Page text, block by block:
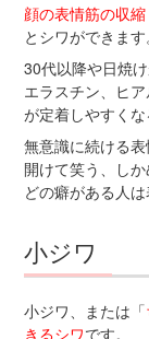
顔の表情筋の収
とシワができます
30代以降や日焼
エラスチン、ヒ
が定着しやすくな
無意識に続ける
開けて笑う、し
どの癖がある人
小ジワ
小ジワ、または「
きるシワです。